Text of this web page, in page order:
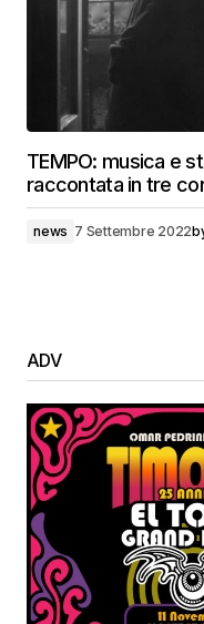
TEMPO: musica e
raccontata in tre
news 7 Settembre 2022
ADV